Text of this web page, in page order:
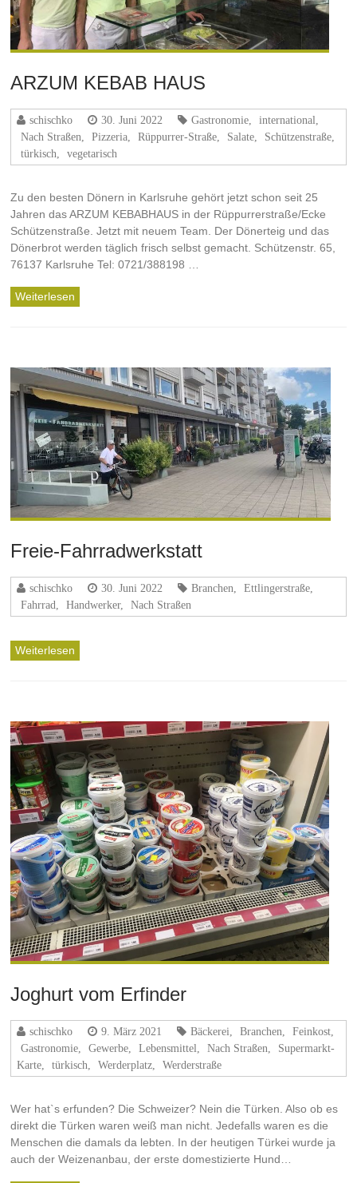
ARZUM KEBAB HAUS
schischko 30. Juni 2022 Gastronomie international
Nach Straßen
Pizzeria Rüppurrer-Straße Salate Schützenstraße
türkisch
vegetarisch
Zu den besten Dönern in Karlsruhe gehört jetzt schon seit 25
Jahren das ARZUM KEBABHAUS in der Rüppurrerstraße/Ecke
Schützenstraße. Jetzt mit neuem Team. Der Dönerteig und das
Dönerbrot werden täglich frisch selbst gemacht. Schützenstr. 65,
76137 Karlsruhe Tel: 0721/388198 ‎…
Weiterlesen
Freie-Fahrradwerkstatt
schischko 30. Juni 2022 Branchen Ettlingerstraße
Fahrrad
Handwerker, Nach Straßen
Weiterlesen
Joghurt vom Erfinder
schischko 9. März 2021 Bäckerei Branchen Feinkost
Gastronomie
Gewerbe Lebensmittel Nach Straßen
Supermarkt-
Karte
türkisch Werderplatz Werderstraße
Wer hat`s erfunden? Die Schweizer? Nein die Türken. Also ob es
direkt die Türken waren weiß man nicht. Jedefalls waren es die
Menschen die damals da lebten. In der heutigen Türkei wurde ja
auch der Weizenanbau, der erste domestizierte Hund…